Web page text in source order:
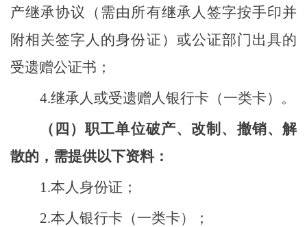
产继承协议（需由所有继承人签字按手印并
附相关签字人的身份证） 或公证部门出具的
受遗赠公证书 ；
4.继承人或受遗赠人银行卡（一类卡）。
（四）职工单位破产、改制、撤销、解
散的，需提供以下资料：
1.本人身份证；
2.本人银行卡（一类卡）；